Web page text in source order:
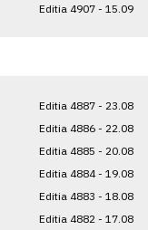
Editia 4907 - 15.09
Editia 4887 - 23.08
Editia 4886 - 22.08
Editia 4885 - 20.08
Editia 4884 - 19.08
Editia 4883 - 18.08
Editia 4882 - 17.08